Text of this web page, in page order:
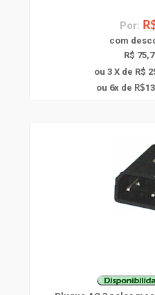
Por:
com
R$
ou 3 X de R$
ou 6x de R$